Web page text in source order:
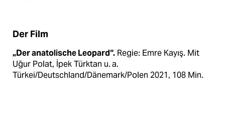
Der Film
„Der anatolische Leopard“. Regie: Emre Kayış. Mit
Uğur Polat, İpek Türktan u. a.
Türkei/Deutschland/Dänemark/Polen 2021, 108 Min.